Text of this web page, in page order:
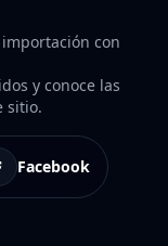
con
y conoce las
sitio.
Facebook